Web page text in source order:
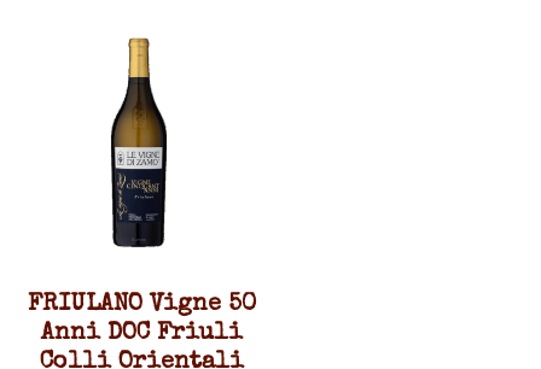
FRIULANO Vigne 50
Anni DOC Friuli
Colli Orientali